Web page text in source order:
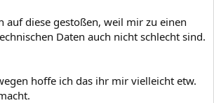
auf diese gestoßen, weil mir zu einen
Daten auch nicht schlecht sind.
hoffe ich das ihr mir vielleicht etw.